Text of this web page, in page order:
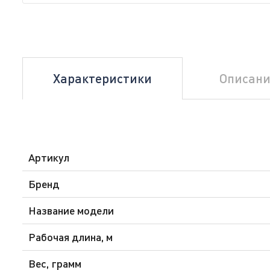
Характеристики
Артикул
Бренд
Название модели
Рабочая длина, м
Вес, грамм